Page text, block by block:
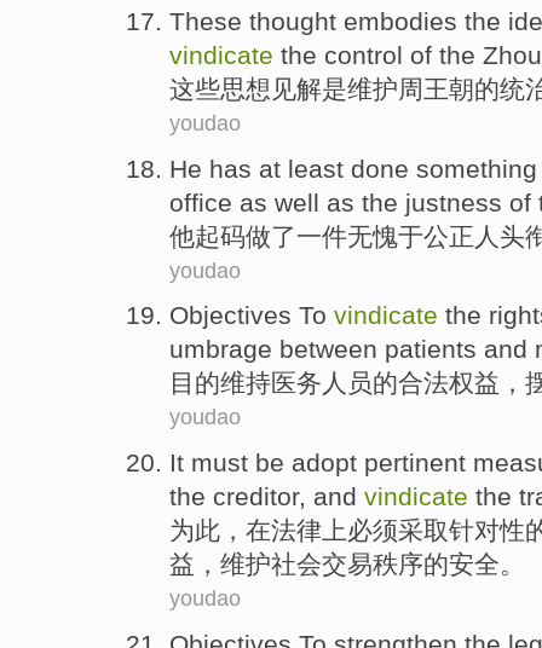
These thought embodies the
vindicate the control of the Zhou
这些思想 见解是维护周王朝的统
youdao
He has at least done something
office as well as the justness of
他起码做了一件无愧于公正 人 头
youdao
Objectives To vindicate the
umbrage between patients and
目的维持医务 人员的合法权益 ，
youdao
It must be adopt pertinent
the creditor, and vindicate the
为此，在法律 上必须采取针对性
益 ， 维护社会交易秩序的安全。
youdao